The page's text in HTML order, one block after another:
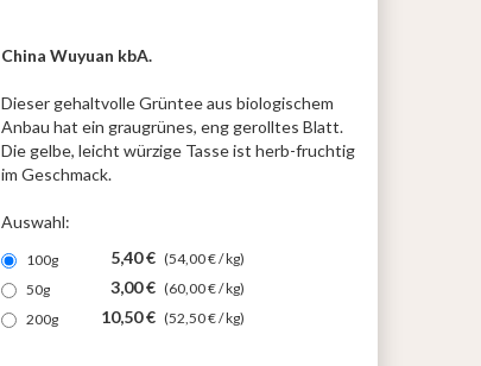
China Wuyuan kbA.
Dieser gehaltvolle Grüntee aus biologischem
Anbau hat ein graugrünes, eng gerolltes Blatt.
Die gelbe, leicht würzige Tasse ist herb-fruchtig
im Geschmack.
Auswahl:
100g 5,40 € (54,00 € / kg)
50g
3,00 € (60,00 € / kg)
200g
10,50 € (52,50 € / kg)